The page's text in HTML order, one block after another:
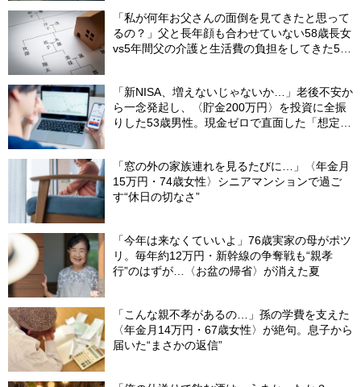
「私が何年お父さんの面倒を見てきたと思って
るの？」父と長年顔も合わせていない58歳長女
vs5年間父の介護と生活費の負担をしてきた53
【弁護士が解説】
「新NISA、増えないじゃないか…」老後不安か
ら一念発起し、〈貯金200万円〉を投資に全振
りした53歳男性。現金ゼロで直面した「想定外
「窓の外の家族連れを見るたびに…」〈年金月
15万円・74歳女性〉シニアマンションで過ご
す“休日の切なさ”
「今年は来なくていいよ」76歳実家の母がポツ
リ。毎年約12万円・新幹線の争奪戦も“親孝
行”のはずが…〈お盆の帰省〉が消えた夏
「こんな親不孝があるの…」孫の学費を支えた
〈年金月14万円・67歳女性〉が絶句。息子から
届いた“まさかの返信”